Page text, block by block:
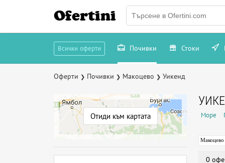
Ofertini
Всички оферти Почивки Стоки
Оферти ❯ Почивки ❯ Макоцево ❯ Уикенд
Отиди към картата Море
Макоцево
0